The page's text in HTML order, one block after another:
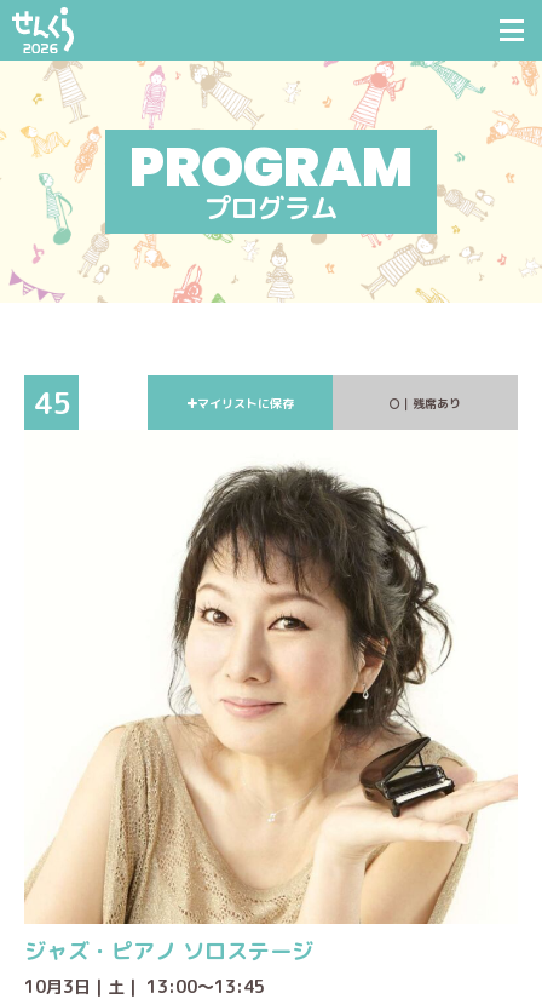
プログラム
45 マイリストに保存 ｜残席あり
ジャズ・ピアノ ソロステージ
10月3日｜土｜ 13:00～13:45